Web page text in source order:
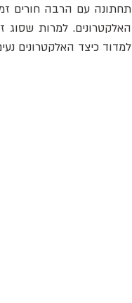
למדוד כיצד האלקטרונים